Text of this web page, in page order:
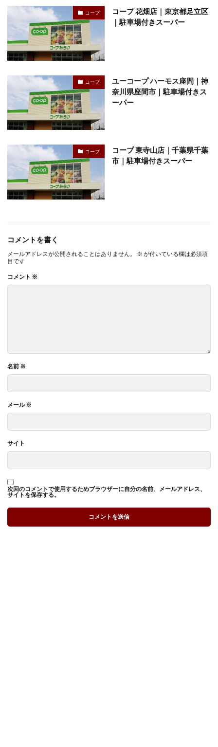
コープ
コープ 花畑店｜東京都足立区
｜駐車場付きスーパー
コープ
ユーコープ ハーモス座間｜神
奈川県座間市｜駐車場付きス
ーパー
コープ
コープ 東寺山店｜千葉県千葉
市｜駐車場付きスーパー
コメントを書く
メールアドレスが公開されることはありません。 ※ が付いている欄は必須項
目です
コメント ※
名前 ※
メール※
サイト
次回のコメントで使用するためブラウザーに自分の名前、メールアドレス、
サイトを保存する。